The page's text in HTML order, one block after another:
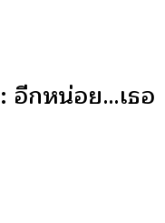
อีกหน่อย…เธอ